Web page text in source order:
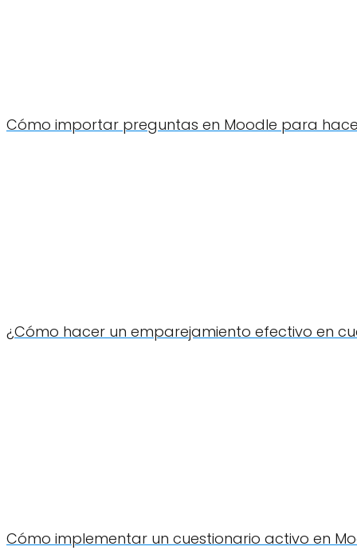
Cómo importar preguntas en Moodle para
¿Cómo hacer un emparejamiento efectivo en
Cómo implementar un cuestionario activo en